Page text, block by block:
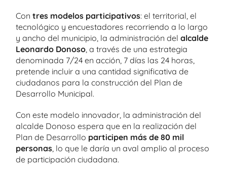
Con tres modelos participativos: el territorial, el
tecnológico y encuestadores recorriendo a lo largo
y ancho del municipio, la administración del alcalde
Leonardo Donoso , a través de una estrategia
denominada 7/24 en acción, 7 días las 24 horas,
pretende incluir a una cantidad significativa de
ciudadanos para la construcción del Plan de
Desarrollo Municipal.
Con este modelo innovador, la administración del
alcalde Donoso espera que en la realización del
Plan de Desarrollo participen más de 80 mil
personas , lo que le daría un aval amplio al proceso
de participación ciudadana.